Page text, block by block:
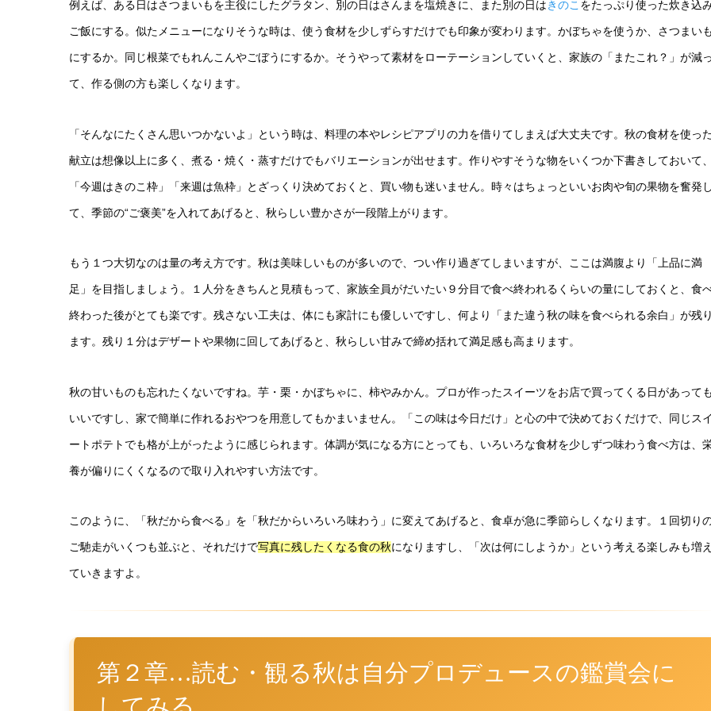
例えば、ある日はさつまいもを主役にしたグラタン、別の日はさんまを塩焼きに、また別の日はきのこ をたっぷり使った炊き込
ご飯にする。似たメニューになりそうな時は、使う食材を少しずらすだけでも印象が変わります。かぼちゃを使うか、さつまいも
にするか。同じ根菜でもれんこんやごぼうにするか。そうやって素材をローテーションしていくと、家族の「またこれ？」が減っ
て、作る側の方も楽しくなります。
「そんなにたくさん思いつかないよ」という時は、料理の本やレシピアプリの力を借りてしまえば大丈夫です。秋の食材を使っ
献立は想像以上に多く、煮る・焼く・蒸すだけでもバリエーションが出せます。作りやすそうな物をいくつか下書きしておいて、
「今週はきのこ枠」「来週は魚枠」とざっくり決めておくと、買い物も迷いません。時々はちょっといいお肉や旬の果物を奮発し
て、季節の“ご褒美”を入れてあげると、秋らしい豊かさが一段階上がります。
もう１つ大切なのは量の考え方です。秋は美味しいものが多いので、つい作り過ぎてしまいますが、ここは満腹より「上品に満
足」を目指しましょう。１人分をきちんと見積もって、家族全員がだいたい９分目で食べ終われるくらいの量にしておくと、食
終わった後がとても楽です。残さない工夫は、体にも家計にも優しいですし、何より「また違う秋の味を食べられる余白」が残り
ます。残り１分はデザートや果物に回してあげると、秋らしい甘みで締め括れて満足感も高まります。
秋の甘いものも忘れたくないですね。芋・栗・かぼちゃに、柿やみかん。プロが作ったスイーツをお店で買ってくる日があっても
いいですし、家で簡単に作れるおやつを用意してもかまいません。「この味は今日だけ」と心の中で決めておくだけで、同じスイ
ートポテトでも格が上がったように感じられます。体調が気になる方にとっても、いろいろな食材を少しずつ味わう食べ方は、
養が偏りにくくなるので取り入れやすい方法です。
このように、「秋だから食べる」を「秋だからいろいろ味わう」に変えてあげると、食卓が急に季節らしくなります。１回切り
ご馳走がいくつも並ぶと、それだけで写真に残したくなる食の秋になりますし、「次は何にしようか」という考える楽しみも増え
ていきますよ。
第２章…読む・観る秋は自分プロデュースの鑑賞会に